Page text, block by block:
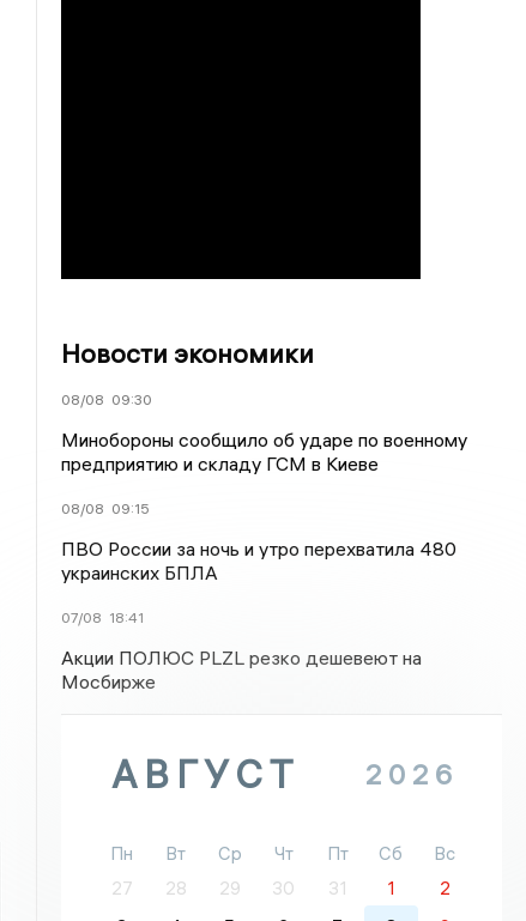
Новости экономики
08/08 09:30
Минобороны сообщило об ударе по военному
предприятию и складу ГСМ в Киеве
08/08 09:15
ПВО России за ночь и утро перехватила 480
украинских БПЛА
07/08 18:41
Акции ПОЛЮС PLZL резко дешевеют на
Мосбирже
АВГУСТ 2026
Пн Вт Ср Чт Пт Сб
Вс
27
28 29 30 31 1
2